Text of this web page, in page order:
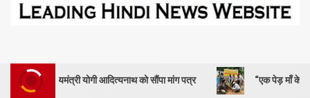
योगी आदित्यनाथ को सौंपा मांग पत्र “एक पेड़ माँ के नाम” – सेण्ट